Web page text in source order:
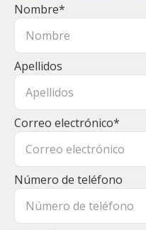
Nombre*
Apellidos
Correo electrónico*
Número de teléfono